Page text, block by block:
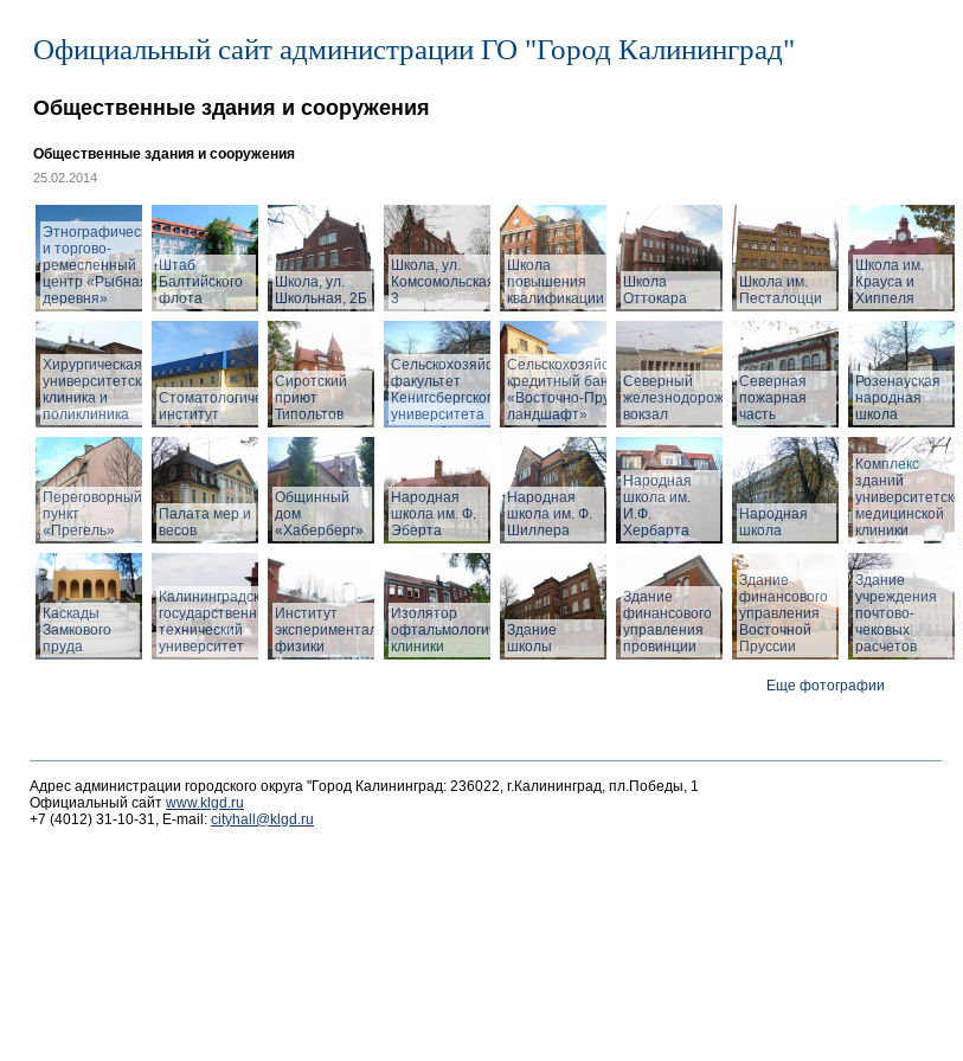
Официальный сайт администрации ГО "Город Калининград"
Общественные здания и сооружения
Общественные здания и сооружения
25.02.2014
Этнографический
и торгово-
ремесленный
центр «Рыбная
деревня»
Штаб
Балтийского
флота
Школа, ул.
Школьная, 2Б
Школа, ул.
Комсомольская,
3
Школа
повышения
квалификации
Школа
Оттокара
Школа им.
Песталоцци
Школа им.
Крауса и
Хиппеля
Хирургическая
университетская
клиника и
поликлиника
Стоматологический
институт
Сиротский
приют
Типольтов
Сельскохозяйственный
факультет
Кенигсбергского
университета
Сельскохозяйственный
кредитный банк
«Восточно-Прусский
ландшафт»
Северный
железнодорожный
вокзал
Северная
пожарная
часть
Розенауская
народная
школа
Переговорный
пункт
«Прегель»
Палата мер и
весов
Общинный
дом
«Хаберберг»
Народная
школа им. Ф.
Эберта
Народная
школа им. Ф.
Шиллера
Народная
школа им.
И.Ф.
Хербарта
Народная
школа
Комплекс
зданий
медицинской
клиники
Каскады
Замкового
пруда
Калининградский
государственный
технический
университет
Институт
экспериментальной
физики
Изолятор
офтальмологической
клиники
Здание
школы
Здание
финансового
управления
провинции
Здание
финансового
управления
Восточной
Пруссии
Здание
учреждения
почтово-
чековых
расчетов
Еще фотографии
Адрес администрации городского округа "Город Калининград: 236022, г.Калининград, пл.Победы, 1
Официальный сайт www.klgd.ru
+7 (4012) 31-10-31, E-mail: cityhall@klgd.ru